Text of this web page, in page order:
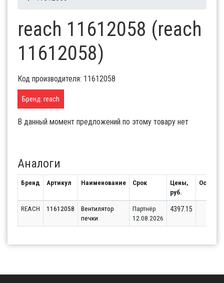
reach 11612058 (reach
11612058)
Код производителя: 11612058
Бренд: reach
В данный момент предложений по этому товару нет
Аналоги
Бренд Артикул Наименование Срок
Цены,
руб.
Остаток
REACH 11612058
Вентилятор
печки
Партнёр
12.08.2026
4397.15